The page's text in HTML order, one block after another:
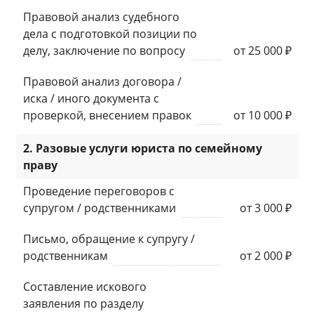
Правовой анализ судебного
дела с подготовкой позиции по
делу, заключение по вопросу
от 25 000 ₽
Правовой анализ договора /
иска / иного документа с
проверкой, внесением правок
от 10 000 ₽
2. Разовые услуги юриста по семейному
праву
Проведение переговоров с
супругом / родственниками
от 3 000 ₽
Письмо, обращение к супругу /
родственникам
от 2 000 ₽
Составление искового
заявления по разделу